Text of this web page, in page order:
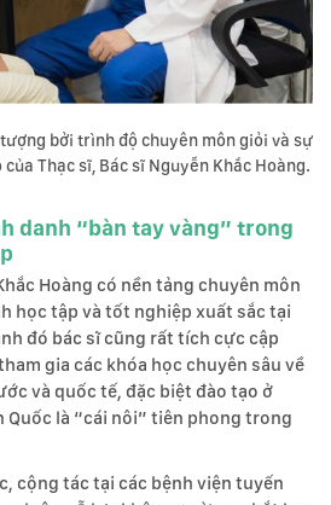
bởi trình độ chuyên môn giỏi và sự
Thạc sĩ, Bác sĩ Nguyễn Khắc Hoàng.
danh “bàn tay vàng” trong
Hoàng có nền tảng chuyên môn
học tập và tốt nghiệp xuất sắc tại
đó bác sĩ cũng rất tích cực cập
gia các khóa học chuyên sâu về
và quốc tế, đặc biệt đào tạo ở
Quốc là “cái nôi” tiên phong trong
cộng tác tại các bệnh viện tuyến